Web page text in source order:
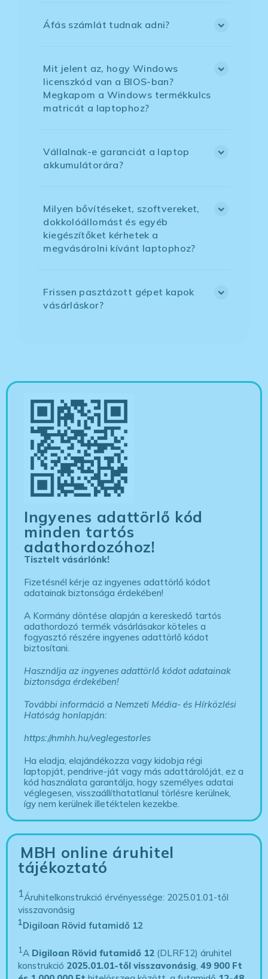
Áfás számlát tudnak adni?
Mit jelent az, hogy Windows
licenszkód van a BIOS-ban?
Megkapom a Windows termékkulcs
matricát a laptophoz?
Vállalnak-e garanciát a laptop
akkumulátorára?
Milyen bővítéseket, szoftvereket,
dokkolóállomást és egyéb
kiegészítőket kérhetek a
megvásárolni kívánt laptophoz?
Frissen pasztázott gépet kapok
vásárláskor?
Ingyenes adattörlő kód
minden tartós
adathordozóhoz!
Tisztelt vásárlónk!
Fizetésnél kérje az ingyenes adattörlő kódot
adatainak biztonsága érdekében!
A Kormány döntése alapján a kereskedő tartós
adathordozó termék vásárlásakor köteles a
fogyasztó részére ingyenes adattörlő kódot
biztosítani.
Használja az ingyenes adattörlő kódot adatainak
biztonsága érdekében!
További információ a Nemzeti Média- és Hírközlési
Hatóság honlapján:
https://nmhh.hu/veglegestorles
Ha eladja, elajándékozza vagy kidobja régi
laptopját, pendrive-ját vagy más adattárolóját, ez a
kód használata garantálja, hogy személyes adatai
véglegesen, visszaállíthatatlanul törlésre kerülnek,
így nem kerülnek illetéktelen kezekbe.
MBH online áruhitel
tájékoztató
1Áruhitelkonstrukció érvényessége: 2025.01.01-től
visszavonásig
1Digiloan Rövid futamidő 12
1A Digiloan Rövid futamidő 12 (DLRF12) áruhitel
konstrukció 2025.01.01-től visszavonásig,49 900 Ft